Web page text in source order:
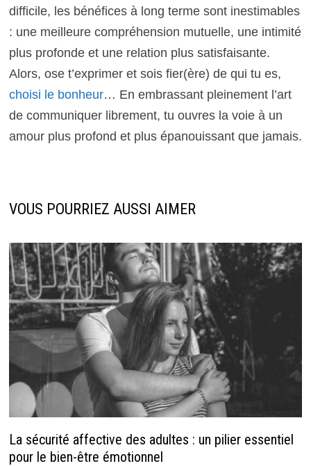
difficile, les bénéfices à long terme sont inestimables
: une meilleure compréhension mutuelle, une intimité
plus profonde et une relation plus satisfaisante.
Alors, ose t’exprimer et sois fier(ère) de qui tu es,
choisi le bonheur… En embrassant pleinement l’art
de communiquer librement, tu ouvres la voie à un
amour plus profond et plus épanouissant que jamais.
VOUS POURRIEZ AUSSI AIMER
La sécurité affective des adultes : un pilier essentiel
pour le bien-être émotionnel